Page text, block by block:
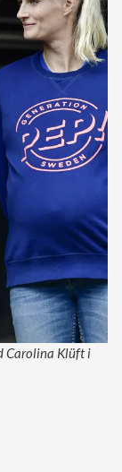
Carolina Klüft i